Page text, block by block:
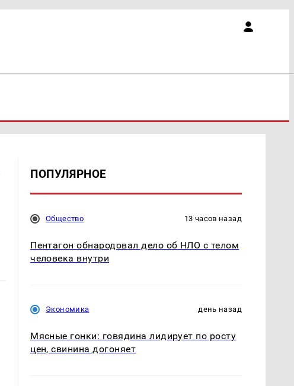
ПОПУЛЯРНОЕ
Общество 13 часов назад
Пентагон обнародовал дело об НЛО с телом
человека внутри
Экономика день назад
Мясные гонки: говядина лидирует по росту
цен, свинина догоняет